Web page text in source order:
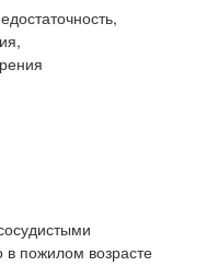
пожилом возрасте